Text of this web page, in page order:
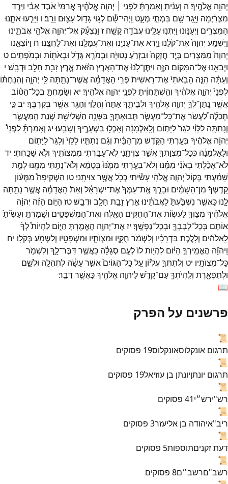
יְהוָ֥ה אֱלֹהֶֽיךָ׃ ה וְעָנִ֨יתָ וְאָמַרְתָּ֜לִפְנֵ֣י ׀ יְהוָ֣ה אֱלֹהֶ֗יךָאֲרַמִּי֙אֹבֵ֣דאָבִ֔י וַיֵּ֣רֶד
מִצְרַ֔יְמָה וַיָּ֥גָר שָׁ֖ם בִּמְתֵ֣י מְעָ֑ט וַֽיְהִי־שָׁ֕ם לְג֥וֹי גָּד֖וֹלעָצ֥וּם וָרָֽב׃ ו וַיָּרֵ֧עוּאֹתָ֛נוּ
הַמִּצְרִ֖ים וַיְעַנּ֑וּנוּ וַיִּתְּנ֥וּעָלֵ֖ינוּעֲבֹדָ֥ה קָשָֽׁה׃ ז וַנִּצְעַ֕ק אֶל־יְהוָ֖ה אֱלֹהֵ֣י אֲבֹתֵ֑ינוּ
וַיִּשְׁמַ֤ע יְהוָה֙אֶת־קֹלֵ֔נוּ וַיַּ֧רְאאֶת־עָנְיֵ֛נוּ וְאֶת־עֲמָלֵ֖נוּ וְאֶת־לַחֲצֵֽנוּ׃ ח וַיּוֹצִאֵ֤נוּ
יְהוָה֙ מִמִּצְרַ֔יִם בְּיָ֤ד חֲזָקָה֙ וּבִזְרֹ֣עַ נְטוּיָ֔ה וּבְמֹרָ֖אגָּדֹ֑ל וּבְאֹת֖וֹת וּבְמֹפְתִֽים׃ ט
וַיְבִאֵ֖נוּאֶל־הַמָּק֣וֹם הַזֶּ֑ה וַיִּתֶּן־לָ֙נוּ֙אֶת־הָאָ֣רֶץ הַזֹּ֔אתאֶ֛רֶץזָבַ֥ת חָלָ֖ב וּדְבָֽשׁ׃ י
וְעַתָּ֗ה הִנֵּ֤ה הֵבֵ֙אתִי֙אֶת־רֵאשִׁית֙ פְּרִ֣י הָאֲדָמָ֔ה אֲשֶׁר־נָתַ֥תָּה לִּ֖י יְהוָ֑ה וְהִנַּחְתּ֗וֹ
לִפְנֵי֙ יְהוָ֣ה אֱלֹהֶ֔יךָ וְהִֽשְׁתַּחֲוִ֔יתָלִפְנֵ֖י יְהוָ֥ה אֱלֹהֶֽיךָ׃ יא וְשָׂמַחְתָּ֣ בְכָל־הַטּ֗וֹב
אֲשֶׁ֧ר נָֽתַן־לְךָ֛ יְהוָ֥ה אֱלֹהֶ֖יךָ וּלְבֵיתֶ֑ךָאַתָּה֙ וְהַלֵּוִ֔י וְהַגֵּ֖ראֲשֶׁ֥ר בְּקִרְבֶּֽךָ׃ יבכִּ֣י
תְכַלֶּ֞ה לַ֠עְשֵׂראֶת־כָּל־מַעְשַׂ֧ר תְּבוּאָתְךָ֛ בַּשָּׁנָ֥ה הַשְּׁלִישִׁ֖ת שְׁנַ֣ת הַֽמַּעֲשֵׂ֑ר
וְנָתַתָּ֣ה לַלֵּוִ֗י לַגֵּר֙לַיָּת֣וֹם וְלָֽאַלְמָנָ֔ה וְאָכְל֥וּ בִשְׁעָרֶ֖יךָ וְשָׂבֵֽעוּ׃ יג וְאָמַרְתָּ֡לִפְנֵי֩
יְהוָ֨ה אֱלֹהֶ֜יךָ בִּעַ֧רְתִּי הַקֹּ֣דֶשׁ מִן־הַבַּ֗יִת וְגַ֨ם נְתַתִּ֤יו לַלֵּוִי֙ וְלַגֵּר֙לַיָּת֣וֹם
וְלָאַלְמָנָ֔ה כְּכָל־מִצְוָתְךָ֖אֲשֶׁ֣ר צִוִּיתָ֑נִי לֹֽא־עָבַ֥רְתִּי מִמִּצְוֺתֶ֖יךָ וְלֹ֥א שָׁכָֽחְתִּי׃ יד
לֹא־אָכַ֨לְתִּי בְאֹנִ֜י מִמֶּ֗נּוּ וְלֹא־בִעַ֤רְתִּי מִמֶּ֙נּוּ֙ בְּטָמֵ֔א וְלֹא־נָתַ֥תִּי מִמֶּ֖נּוּלְמֵ֑ת
שָׁמַ֗עְתִּי בְּקוֹל֙ יְהוָ֣ה אֱלֹהָ֔י עָשִׂ֕יתִי כְּכֹ֖לאֲשֶׁ֥ר צִוִּיתָֽנִי׃ טו הַשְׁקִיפָה֩ מִמְּע֨וֹן
קָדְשְׁךָ֜ מִן־הַשָּׁמַ֗יִם וּבָרֵ֤ךְאֶֽת־עַמְּךָ֙אֶת־יִשְׂרָאֵ֔ל וְאֵת֙ הָאֲדָמָ֔ה אֲשֶׁ֥ר נָתַ֖תָּה
לָ֑נוּכַּאֲשֶׁ֤ר נִשְׁבַּ֙עְתָּ֙לַאֲבֹתֵ֔ינוּאֶ֛רֶץזָבַ֥ת חָלָ֖ב וּדְבָֽשׁ׃טז הַיּ֣וֹם הַזֶּ֗ה יְהוָ֨ה
אֱלֹהֶ֜יךָ מְצַוְּךָ֧לַעֲשׂ֛וֹתאֶת־הַחֻקִּ֥ים הָאֵ֖לֶּה וְאֶת־הַמִּשְׁפָּטִ֑ים וְשָׁמַרְתָּ֤ וְעָשִׂ֙יתָ֙
אוֹתָ֔ם בְּכָל־לְבָבְךָ֖ וּבְכָל־נַפְשֶֽׁךָ׃ יזאֶת־יְהוָ֥ה הֶאֱמַ֖רְתָּ הַיּ֑וֹם לִהְיוֹת֩לְךָ֨
לֵֽאלֹהִ֜ים וְלָלֶ֣כֶת בִּדְרָכָ֗יו וְלִשְׁמֹ֨ר חֻקָּ֧יו וּמִצְוֺתָ֛יו וּמִשְׁפָּטָ֖יו וְלִשְׁמֹ֥עַ בְּקֹלֽוֹ׃ יח
וַֽיהוָ֞ה הֶאֱמִֽירְךָ֣ הַיּ֗וֹם לִהְי֥וֹתלוֹ֙לְעַ֣ם סְגֻלָּ֔ה כַּאֲשֶׁ֖רדִּבֶּר־לָ֑ךְ וְלִשְׁמֹ֖ר
כָּל־מִצְוֺתָֽיו׃ יט וּֽלְתִתְּךָ֣עֶלְי֗וֹן עַ֤לכָּל־הַגּוֹיִם֙אֲשֶׁ֣רעָשָׂ֔ה לִתְהִלָּ֖ה וּלְשֵׁ֣ם
וּלְתִפְאָ֑רֶת וְלִֽהְיֹתְךָ֧עַם־קָדֹ֛שׁלַיהוָ֥ה אֱלֹהֶ֖יךָכַּאֲשֶׁ֥רדִּבֵּֽר׃
📖
פרשנים על הפרק
📜
תרגום אונקלוסאונקלוס19 פסוקים
📜
תרגום יונתןיונתן בן עוזיאל19 פסוקים
📜
רש"ירש״י41 פסוקים
📜
ריב"איהודה בן אליעזר3 פסוקים
📜
דעת זקניםתוספות5 פסוקים
📜
רשב"םרשב״ם8 פסוקים